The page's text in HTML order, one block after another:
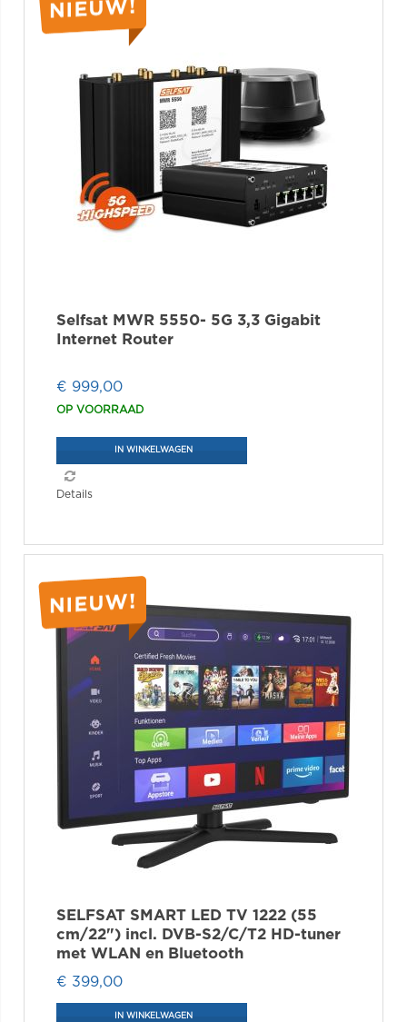
Selfsat MWR 5550- 5G 3,3 Gigabit
Internet Router
€ 999,00
OP VOORRAAD
IN WINKELWAGEN
Details
SELFSAT SMART LED TV 1222 (55
cm/22") incl. DVB-S2/C/T2 HD-tuner
met WLAN en Bluetooth
€ 399,00
IN WINKELWAGEN